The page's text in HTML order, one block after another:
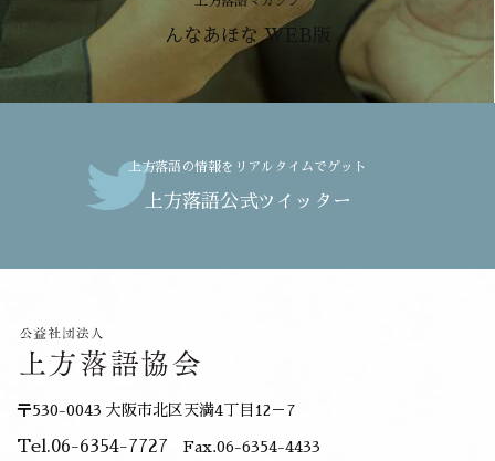
んなあほな WEB版
上方落語の情報をリアルタイムでゲット
上方落語公式ツイッター
〒530-0043 大阪市北区天満4丁目12－7
Tel.06-6354-7727 Fax.06-6354-4433